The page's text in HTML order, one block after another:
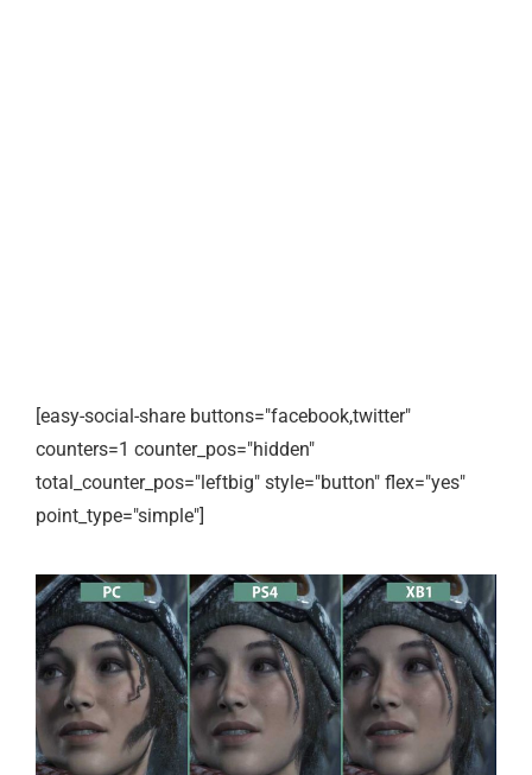
[easy-social-share buttons="facebook,twitter"
counters=1 counter_pos="hidden"
total_counter_pos="leftbig" style="button" flex="yes"
point_type="simple"]